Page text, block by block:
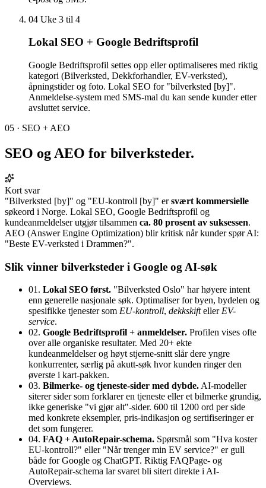
04 Uke 3 til 4
Lokal SEO + Google Bedriftsprofil
Google Bedriftsprofil settes opp eller optimaliseres med riktig
kategori (Bilverksted, Dekkforhandler, EV-verksted),
åpningstider og foto. Lokal SEO for "bilverksted [by]".
Anmeldelse-system med SMS-mal du kan sende kunder etter
avsluttet service.
05 · SEO + AEO
SEO og AEO for bilverksteder.
Kort svar
"Bilverksted [by]" og "EU-kontroll [by]" ersvært kommersielle
søkeord i Norge. Lokal SEO, Google Bedriftsprofil og
kundeanmeldelser utgjør tilsammen ca. 80 prosent av suksessen.
AEO (Answer Engine Optimization) blir kritisk når kunder spør AI:
"Beste EV-verksted i Drammen?".
Slik vinner bilverksteder i Google og AI-søk
01. Lokal SEO først. "Bilverksted Oslo" har høyere intent
enn generelle nasjonale søk. Optimaliser for byen, bydelen og
spesifikke tjenester som EU-kontroll, dekkskifteller EV-
service.
02. Google Bedriftsprofil + anmeldelser. Profilen vises ofte
over alle organiske resultater. Med 20+ ekte
kundeanmeldelser og høyt stjerne-snitt slår dere yngre
konkurrenter, særlig på akutt-søk hvor kunden ringer den
øverste i kart-pakken.
03. Bilmerke- og tjeneste-sider med dybde. AI-modeller
siterer sider som forklarer en tjeneste eller et bilmerke grundig,
ikke generiske "vi gjør alt"-sider. 600 til 1200 ord per side
med konkrete eksempler, pris-indikasjon og sertifiseringer er
det som fungerer.
04. FAQ + AutoRepair-schema. Spørsmål som "Hva koster
EU-kontroll?" eller "Når trenger min EV service?" er gull
både for Google og ChatGPT. Riktig FAQPage- og
AutoRepair-schema lar svaret bli sitert direkte i AI-
Overviews.